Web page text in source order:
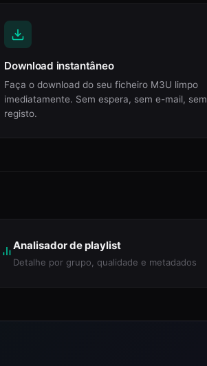
Download instantâneo
Faça o download do seu ficheiro M3U limpo
imediatamente. Sem espera, sem e-mail, sem
registo.
Analisador de playlist
Detalhe por grupo, qualidade e metadados